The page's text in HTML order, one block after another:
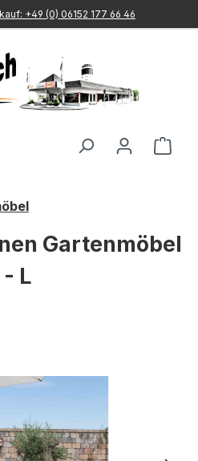
+49 (0) 06152 177 66 46
Gartenmöbel
L